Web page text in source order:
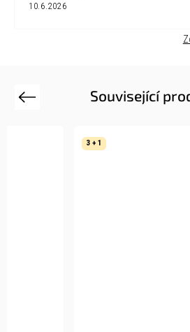
10.6.2026
Související
Previous
3 + 1